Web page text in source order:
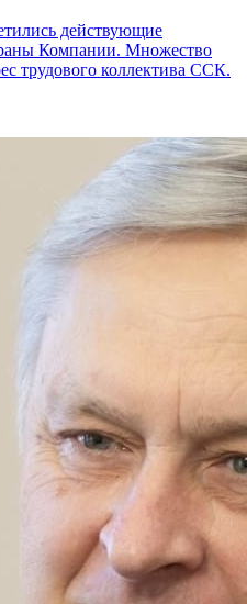
действующие
Компании. Множество
трудового коллектива ССК.